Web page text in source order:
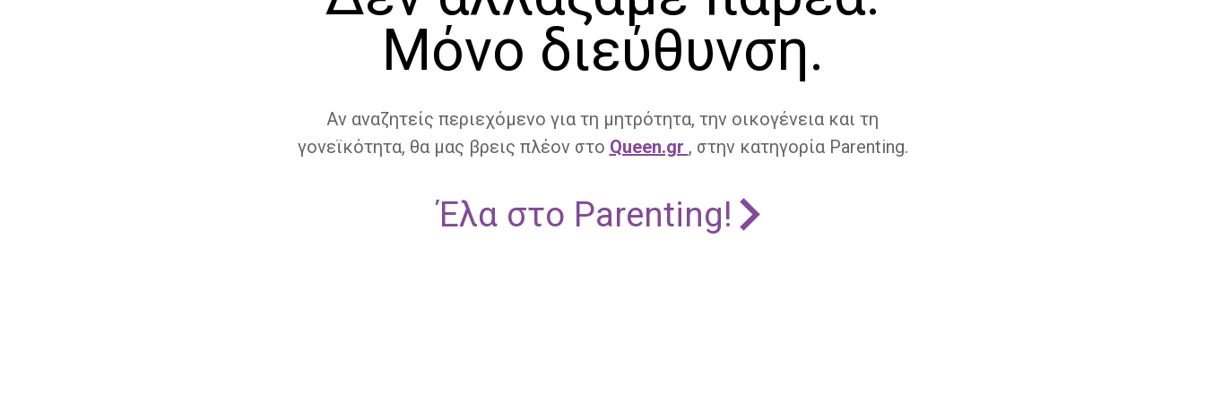
Μόνο διεύθυνση.
Αν αναζητείς περιεχόμενο για τη μητρότητα, την οικογένεια και τη
γονεϊκότητα, θα μας βρεις πλέον στο Queen.gr , στην κατηγορία Parenting.
Έλα στο Parenting!